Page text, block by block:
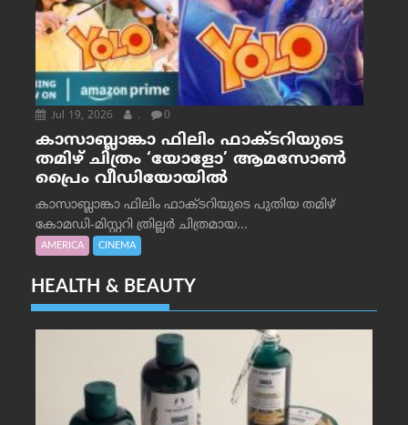
Jul 19, 2026 . 0
കാസാബ്ലാങ്കാ ഫിലിം ഫാക്ടറിയുടെ
തമിഴ് ചിത്രം ‘യോളോ’ ആമസോൺ
പ്രൈം വീഡിയോയിൽ
കാസാബ്ലാങ്കാ ഫിലിം ഫാക്ടറിയുടെ പുതിയ തമിഴ്
കോമഡി-മിസ്റ്ററി ത്രില്ലർ ചിത്രമായ...
AMERICA CINEMA
HEALTH & BEAUTY